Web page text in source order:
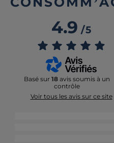
4.9/5
Basé sur 18 avis soumis à un
contrôle
Voir tous les avis sur ce site